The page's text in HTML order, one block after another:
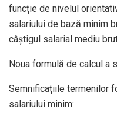
funcție de nivelul
salariului de bază minim
câștigul salarial mediu
Noua formulă de calcul a
Semnificațiile termenilor
salariului minim: